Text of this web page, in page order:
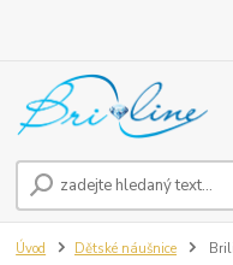
Úvod Dětské náušnice